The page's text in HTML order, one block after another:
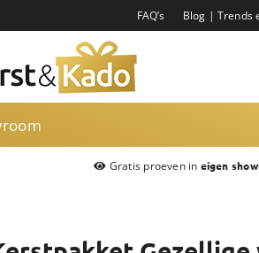
FAQ’s Blog | Trends
Gratis proeven in eigen